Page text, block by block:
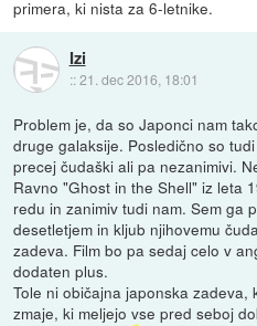
primera, ki nista za 6-letnike.
Izi
::21. dec 2016, 18:01
Problem je, da so Japonci nam
druge galaksije. Posledično so
precej čudaški ali pa nezanimivi.
Ravno "Ghost in the Shell" iz leta
redu in zanimiv tudi nam. Sem ga
desetletjem in kljub njihovemu
zadeva. Film bo pa sedaj celo v
dodaten plus.
Tole ni običajna japonska zadeva,
zmaje, ki meljejo vse pred seboj